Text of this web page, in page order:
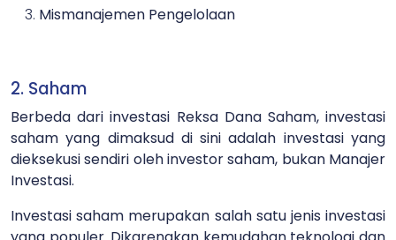
Mismanajemen Pengelolaan
2. Saham
Berbeda dari investasi Reksa Dana Saham, investasi
saham yang dimaksud di sini adalah investasi yang
dieksekusi sendiri oleh investor saham, bukan Manajer
Investasi.
Investasi saham merupakan salah satu jenis investasi